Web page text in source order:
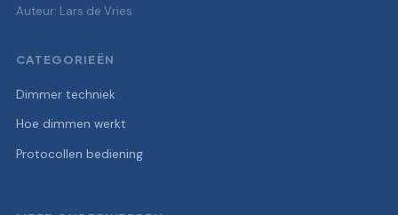
Auteur: Lars de Vries
CATEGORIEËN
Dimmer techniek
Hoe dimmen werkt
Protocollen bediening